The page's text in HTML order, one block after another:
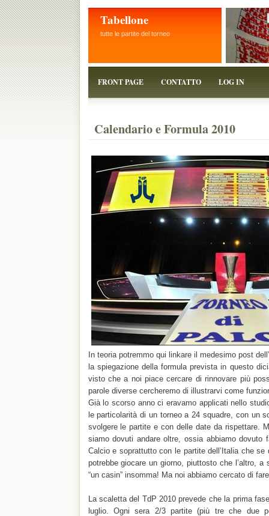
Tabellone
tutte le partite del torneo
FRONT PAGE CONTATTO LOG IN
Calendario e Formula 2010
In teoria potremmo qui linkare il medesimo post
la spiegazione della formula prevista in questo
visto che a noi piace cercare di rinnovare più
parole diverse cercheremo di illustrarvi come
Già lo scorso anno ci eravamo applicati nello
le particolarità di un torneo a 24 squadre, con un
svolgere le partite e con delle date da rispettare.
siamo dovuti andare oltre, ossia abbiamo dovuto
Calcio e soprattutto con le partite dell’Italia che
potrebbe giocare un giorno, piuttosto che l’altro,
“un casin” insomma! Ma noi abbiamo cercato di
La scaletta del TdP 2010 prevede che la prima
luglio. Ogni sera 2/3 partite (più tre che due